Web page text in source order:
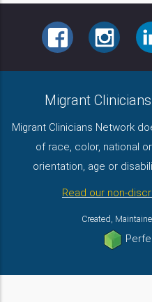
FACEBOOK
Migrant
Migrant Clinicians Network
of race, color, national
orientation, age or
Read our non-
Created,